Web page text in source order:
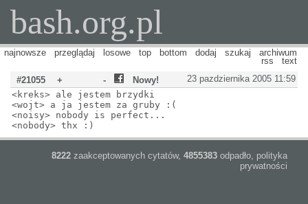
bash.org.pl
najnowsze przeglądaj losowe top bottom dodaj szukaj
archiwum
rss
text
23 pazdziernika 2005 11:59
#21055 + -
Nowy!
<kreks> ale jestem brzydki
<wojt> a ja jestem za gruby :(
<noisy> nobody is perfect...
<nobody> thx :)
8222 zaakceptowanych cytatów, 4855383 odpadło, polityka
prywatności